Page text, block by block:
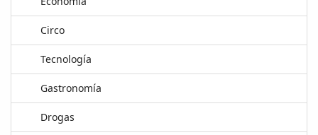
Circo
Tecnología
Gastronomía
Drogas